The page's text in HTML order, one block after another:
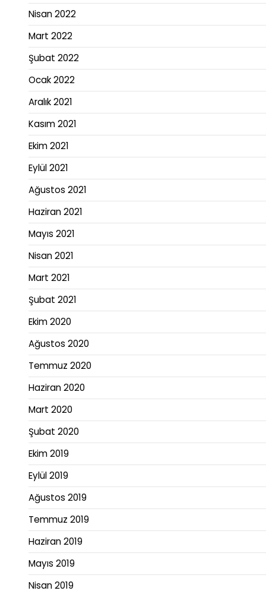
Nisan 2022
Mart 2022
Şubat 2022
Ocak 2022
Aralık 2021
Kasım 2021
Ekim 2021
Eylül 2021
Ağustos 2021
Haziran 2021
Mayıs 2021
Nisan 2021
Mart 2021
Şubat 2021
Ekim 2020
Ağustos 2020
Temmuz 2020
Haziran 2020
Mart 2020
Şubat 2020
Ekim 2019
Eylül 2019
Ağustos 2019
Temmuz 2019
Haziran 2019
Mayıs 2019
Nisan 2019